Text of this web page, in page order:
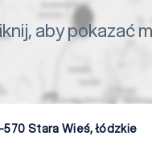
aby pokazać
570 Stara Wieś,łódzkie